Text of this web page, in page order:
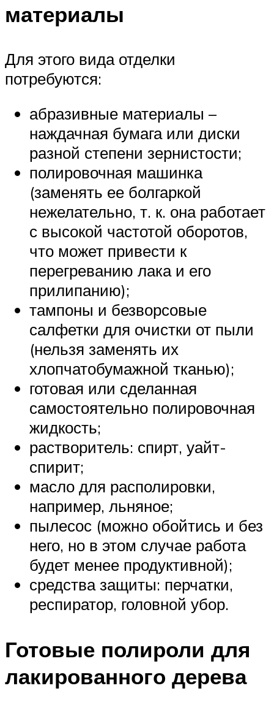
материалы
Для этого вида отделки
потребуются:
абразивные материалы –
наждачная бумага или диски
разной степени зернистости;
полировочная машинка
(заменять ее болгаркой
нежелательно, т. к. она работает
с высокой частотой оборотов,
что может привести к
перегреванию лака и его
прилипанию);
тампоны и безворсовые
салфетки для очистки от пыли
(нельзя заменять их
хлопчатобумажной тканью);
готовая или сделанная
самостоятельно полировочная
жидкость;
растворитель: спирт, уайт-
спирит;
масло для располировки,
например, льняное;
пылесос (можно обойтись и без
него, но в этом случае работа
будет менее продуктивной);
средства защиты: перчатки,
респиратор, головной убор.
Готовые полироли для
лакированного дерева